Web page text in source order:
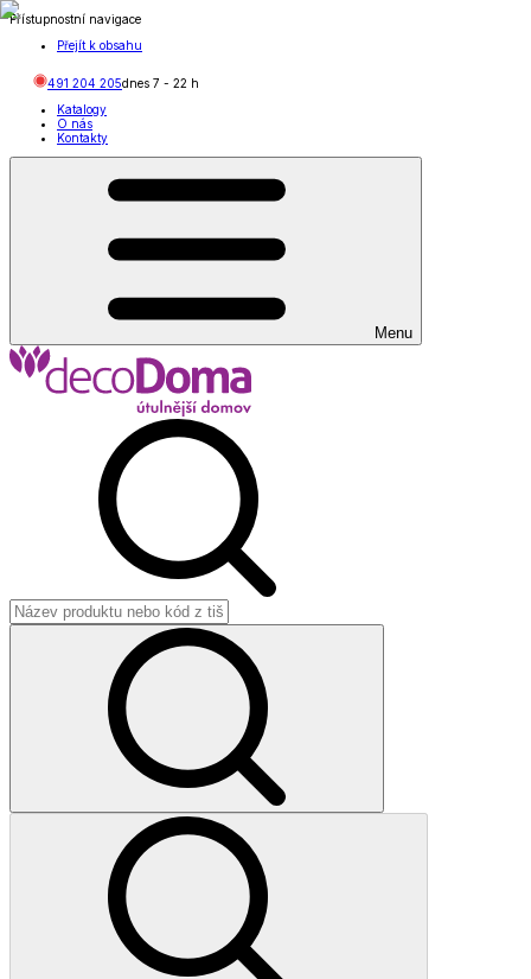
Přístupnostní navigace
Přejít k obsahu
491 204 205dnes 7 - 22 h
Katalogy
O nás
Kontakty
Menu